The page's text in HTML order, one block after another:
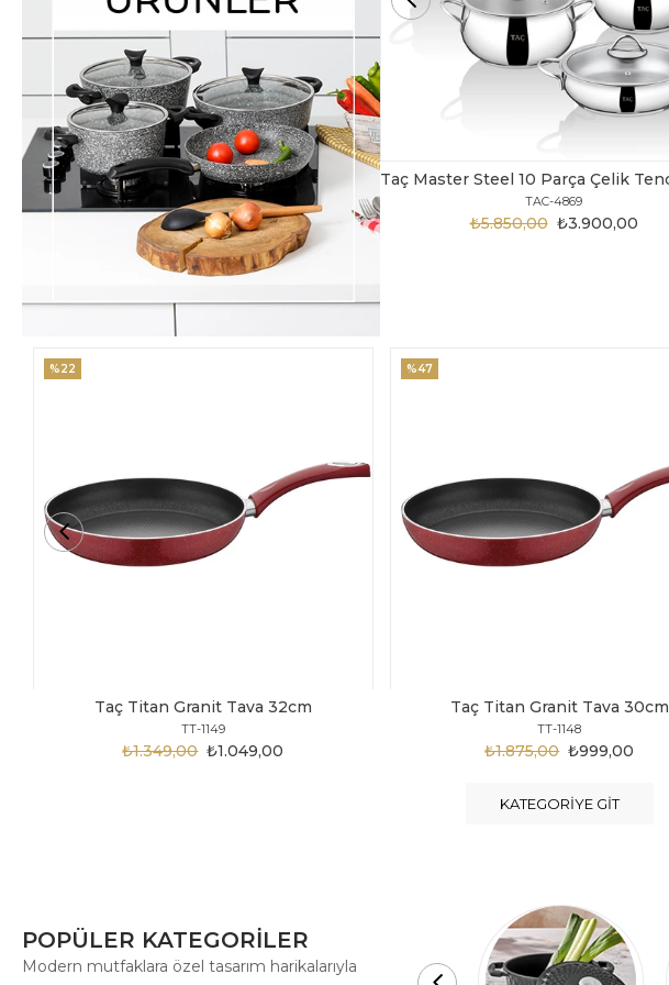
TAC-4869
₺3.900,00
₺5.850,00
TAC-3817
₺3.250,00
₺4.350,00
Taç Titan Granit Tava 30cm
TT-1148
₺999,00
₺1.875,00
%47
Taç Titan Granit Tava 28cm
TT-1147
₺949,00
₺1.154,00
%18
KATEGORIYE GIT
POPÜLER KATEGORİLER
Modern mutfaklara özel tasarım harikalarıyla